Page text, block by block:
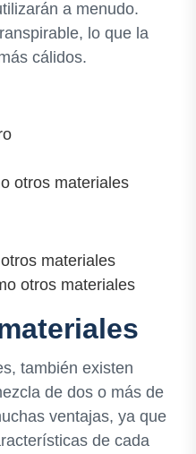
a menudo.
lo que la
cálidos.
otros materiales
materiales
otros materiales
también existen
de dos o más de
ventajas, ya que
de cada